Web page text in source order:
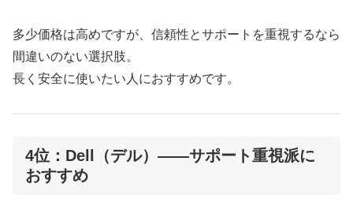
多少価格は高めですが、信頼性とサポートを重視するなら
間違いのない選択肢。
長く安全に使いたい人におすすめです。
4位：Dell（デル）――サポート重視派に
おすすめ